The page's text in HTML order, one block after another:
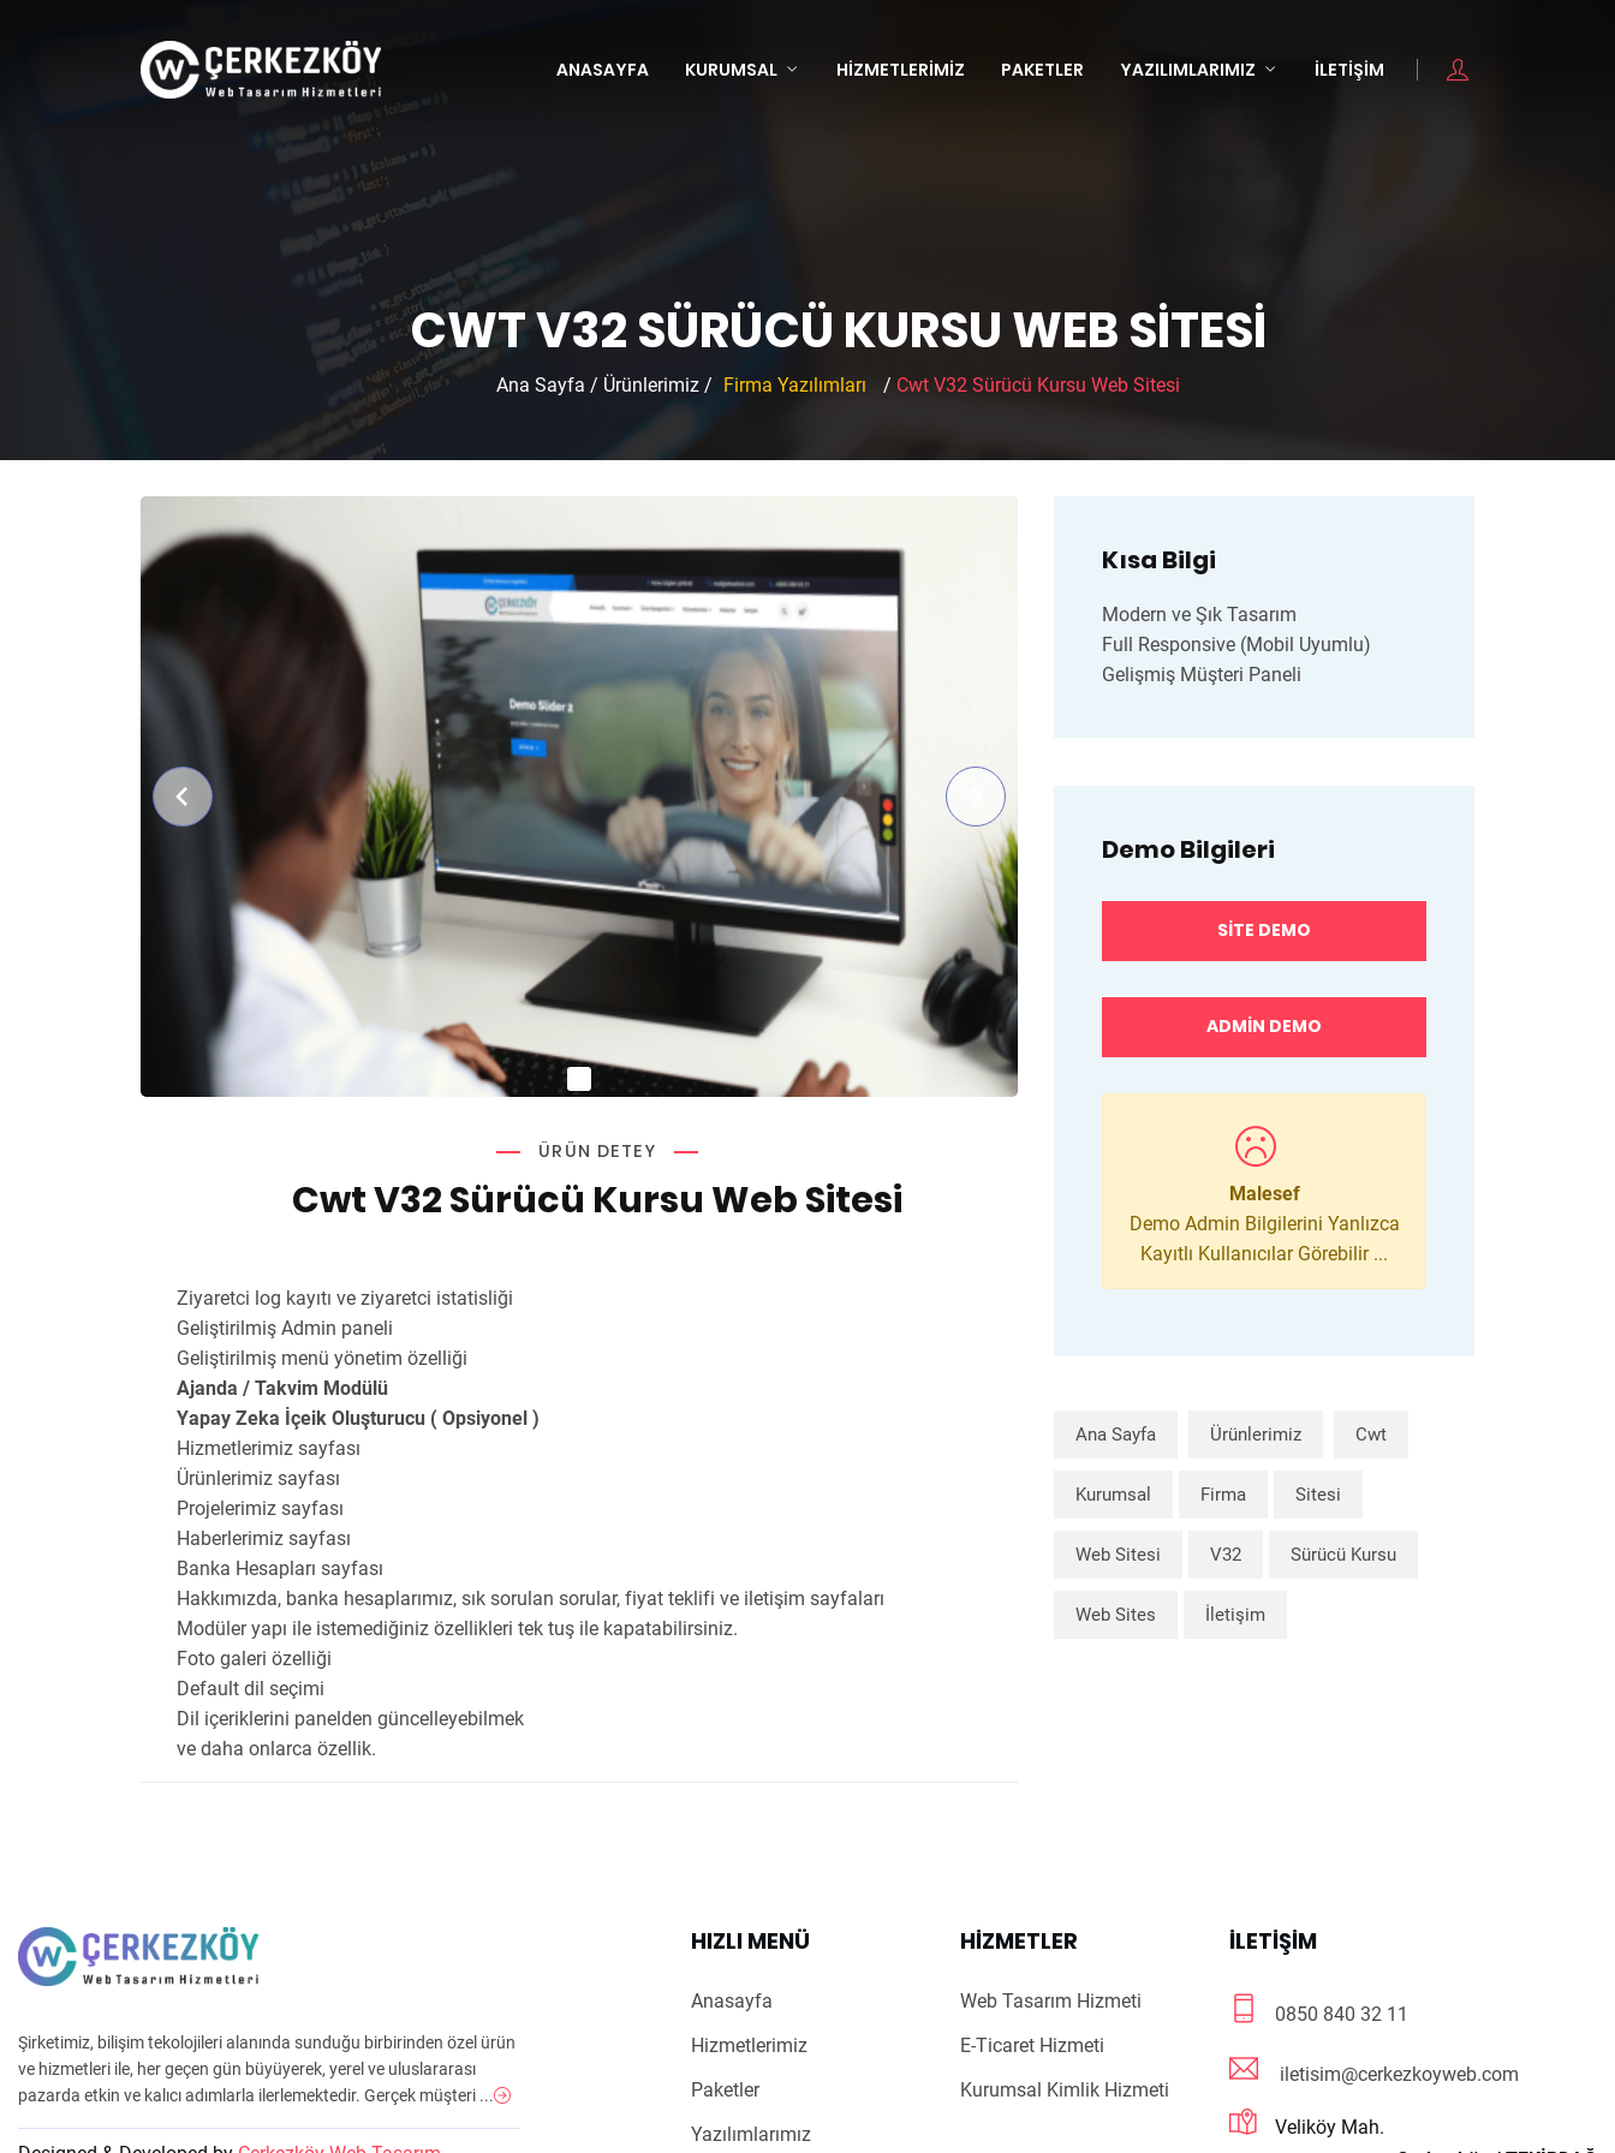
ANASAYFA KURUMSAL HIZMETLERIMIZ PAKETLER YAZILIMLARIMIZ İLETIŞIM
CWT V32 SÜRÜCÜ KURSU WEB SITESI
Ana Sayfa / Ürünlerimiz/ Firma Yazılımları / Cwt V32 Sürücü Kursu Web Sitesi
ÜRÜN DETEY
Cwt V32 Sürücü Kursu Web Sitesi
Ziyaretci log kayıtı ve ziyaretci istatisliği
Geliştirilmiş Admin paneli
Geliştirilmiş menü yönetim özelliği
Ajanda / Takvim Modülü
Yapay Zeka İçeik Oluşturucu ( Opsiyonel )
Hizmetlerimiz sayfası
Ürünlerimiz sayfası
Projelerimiz sayfası
Haberlerimiz sayfası
Banka Hesapları sayfası
Hakkımızda, banka hesaplarımız, sık sorulan sorular, fiyat teklifi ve iletişim sayfaları
Modüler yapı ile istemediğiniz özellikleri tek tuş ile kapatabilirsiniz.
Foto galeri özelliği
Default dil seçimi
Dil içeriklerini panelden güncelleyebilmek
ve daha onlarca özellik.
Kısa Bilgi
Modern ve Şık Tasarım
Full Responsive (Mobil Uyumlu)
Gelişmiş Müşteri Paneli
Demo Bilgileri
SITE DEMO
ADMIN DEMO
Malesef
Demo Admin Bilgilerini Yanlızca
Kayıtlı Kullanıcılar Görebilir ...
Ana Sayfa Ürünlerimiz Cwt
Kurumsal Firma Sitesi
Web Sitesi V32 Sürücü Kursu
Web Sites İletişim
Şirketimiz, bilişim tekolojileri alanında sunduğu birbirinden özel ürün
ve hizmetleri ile, her geçen gün büyüyerek, yerel ve uluslararası
pazarda etkin ve kalıcı adımlarla ilerlemektedir. Gerçek müşteri ...
HIZLI MENÜ
Anasayfa
Hizmetlerimiz
Paketler
Yazılımlarımız
HIZMETLER
Web Tasarım Hizmeti
E-Ticaret Hizmeti
Kurumsal Kimlik Hizmeti
İLETIŞIM
0850 840 32 11
iletisim@cerkezkoyweb.com
Veliköy Mah.